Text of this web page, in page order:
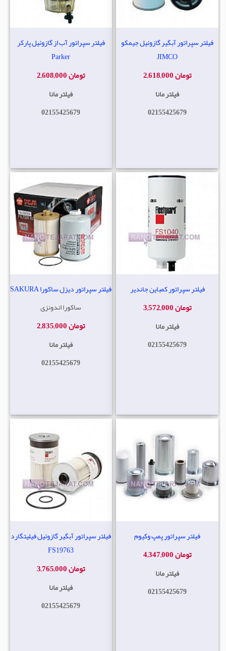
فیلتر سپراتور آب از گازوئیل پارکر
Parker
2,608,000 تومان
فیلتر مانا
02155425679
فیلتر سپراتور آبگیر گازوئیل جیمکو
JIMCO
2,618,000 تومان
فیلتر مانا
02155425679
فیلتر سپراتور دیزل ساکورا SAKURA
ساکورا اندونزی
2,835,000 تومان
فیلتر مانا
02155425679
فیلتر سپراتور کمباین جاندیر
3,572,000 تومان
فیلتر مانا
02155425679
فیلتر سپراتور آبگیر گازوئیل فیلیتگارد
FS19763
3,765,000 تومان
فیلتر مانا
02155425679
فیلتر سپراتور پمپ وکیوم
4,347,000 تومان
فیلتر مانا
02155425679